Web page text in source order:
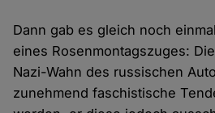
Dann gab es gleich noch
eines Rosenmontagszuges:
Nazi-Wahn des russischen
zunehmend faschistische